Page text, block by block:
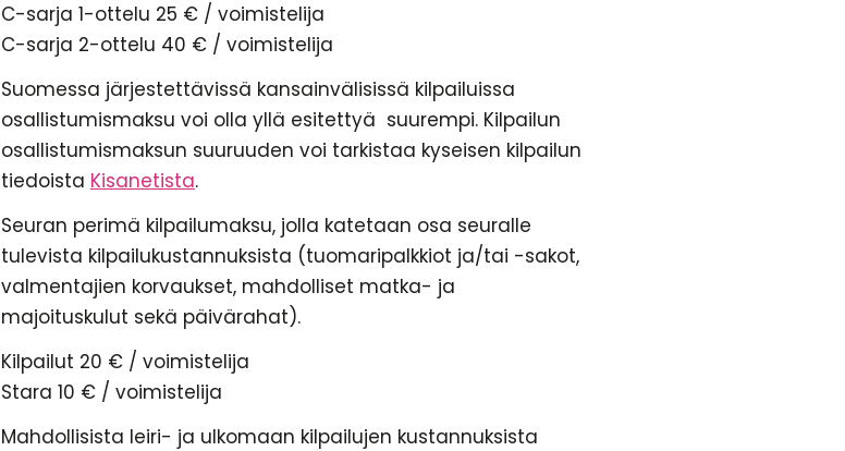
C-sarja 1-ottelu 25 € / voimistelija
C-sarja 2-ottelu 40 € / voimistelija
Suomessa järjestettävissä kansainvälisissä kilpailuissa
osallistumismaksu voi olla yllä esitettyä suurempi. Kilpailun
osallistumismaksun suuruuden voi tarkistaa kyseisen kilpailun
tiedoista Kisanetista.
Seuran perimä kilpailumaksu, jolla katetaan osa seuralle
tulevista kilpailukustannuksista (tuomaripalkkiot ja/tai -sakot,
valmentajien korvaukset, mahdolliset matka- ja
majoituskulut sekä päivärahat).
Kilpailut 20 € / voimistelija
Stara 10 € / voimistelija
Mahdollisista leiri- ja ulkomaan kilpailujen kustannuksista